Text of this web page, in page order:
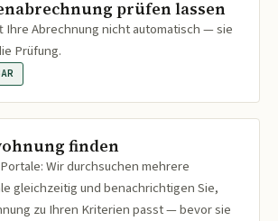
prüfen lassen
Ihre Abrechnung nicht automatisch — sie
Prüfung.
finden
Wir durchsuchen mehrere
gleichzeitig und benachrichtigen Sie,
zu Ihren Kriterien passt — bevor sie